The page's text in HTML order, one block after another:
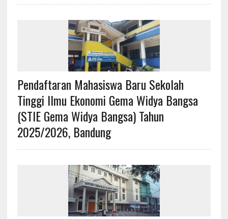
Pendaftaran Mahasiswa Baru Sekolah
Tinggi Ilmu Ekonomi Gema Widya Bangsa
(STIE Gema Widya Bangsa) Tahun
2025/2026, Bandung